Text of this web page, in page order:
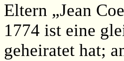
Eltern „Jean
1774 ist eine
geheiratet hat;